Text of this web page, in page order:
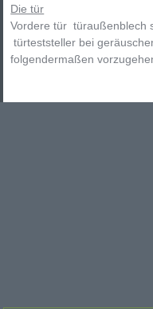
Die tür
Vordere tür türaußenblech
türteststeller bei
folgendermaßen